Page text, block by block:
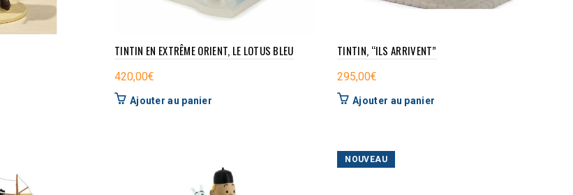
TINTIN EN EXTRÊME ORIENT, LE LOTUS BLEU
420,00€
Ajouter au panier
TINTIN, “ILS ARRIVENT”
295,00€
Ajouter au panier
NOUVEAU